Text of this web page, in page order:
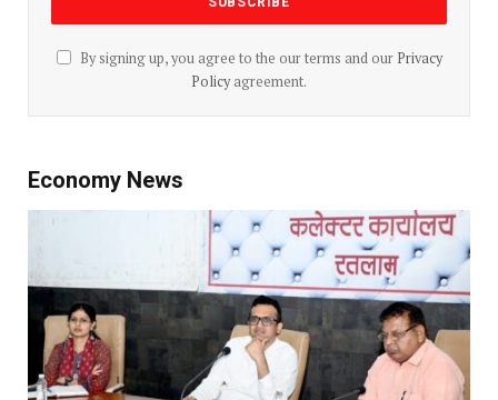
By signing up, you agree to the our terms and our Privacy
Policyagreement.
Economy News